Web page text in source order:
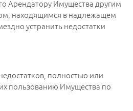
Арендатору Имущества другим
находящимся в надлежащем
устранить недостатки
полностью или
пользованию Имущества по